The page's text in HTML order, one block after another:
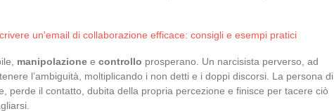
un'email di collaborazione efficace: consigli e esempi pratici
manipolazione e controllo prosperano. Un narcisista perverso, ad
l’ambiguità, moltiplicando i non detti e i doppi discorsi. La persona di
perde il contatto, dubita della propria percezione e finisce per tacere ciò